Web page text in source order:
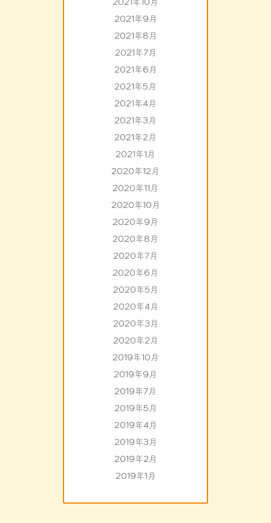
2021年9月
2021年8月
2021年7月
2021年6月
2021年5月
2021年4月
2021年3月
2021年2月
2021年1月
2020年12月
2020年11月
2020年10月
2020年9月
2020年8月
2020年7月
2020年6月
2020年5月
2020年4月
2020年3月
2020年2月
2019年10月
2019年9月
2019年7月
2019年5月
2019年4月
2019年3月
2019年2月
2019年1月